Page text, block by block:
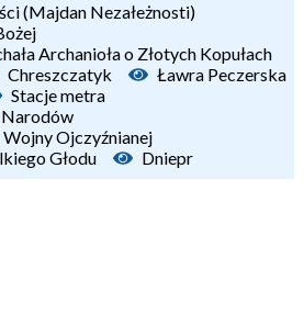
(Majdan Nezałeżnosti)
Archanioła o Złotych Kopułach
Chreszczatyk
Ławra Peczerska
Stacje metra
Ojczyźnianej
Głodu
Dniepr